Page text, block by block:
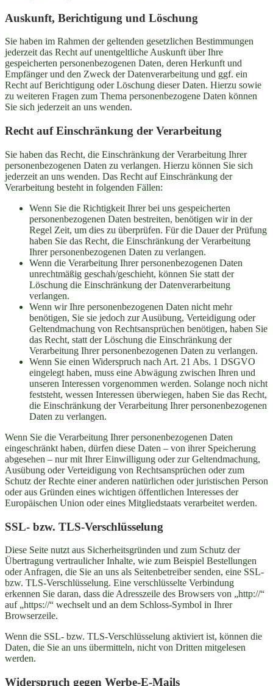
Auskunft, Berichtigung und Löschung
Sie haben im Rahmen der geltenden gesetzlichen Bestimmungen
jederzeit das Recht auf unentgeltliche Auskunft über Ihre
gespeicherten personenbezogenen Daten, deren Herkunft und
Empfänger und den Zweck der Datenverarbeitung und ggf. ein
Recht auf Berichtigung oder Löschung dieser Daten. Hierzu sowie
zu weiteren Fragen zum Thema personenbezogene Daten können
Sie sich jederzeit an uns wenden.
Recht auf Einschränkung der Verarbeitung
Sie haben das Recht, die Einschränkung der Verarbeitung Ihrer
personenbezogenen Daten zu verlangen. Hierzu können Sie sich
jederzeit an uns wenden. Das Recht auf Einschränkung der
Verarbeitung besteht in folgenden Fällen:
Wenn Sie die Richtigkeit Ihrer bei uns gespeicherten
personenbezogenen Daten bestreiten, benötigen wir in der
Regel Zeit, um dies zu überprüfen. Für die Dauer der Prüfung
haben Sie das Recht, die Einschränkung der Verarbeitung
Ihrer personenbezogenen Daten zu verlangen.
Wenn die Verarbeitung Ihrer personenbezogenen Daten
unrechtmäßig geschah/geschieht, können Sie statt der
Löschung die Einschränkung der Datenverarbeitung
verlangen.
Wenn wir Ihre personenbezogenen Daten nicht mehr
benötigen, Sie sie jedoch zur Ausübung, Verteidigung oder
Geltendmachung von Rechtsansprüchen benötigen, haben Sie
das Recht, statt der Löschung die Einschränkung der
Verarbeitung Ihrer personenbezogenen Daten zu verlangen.
Wenn Sie einen Widerspruch nach Art. 21 Abs. 1 DSGVO
eingelegt haben, muss eine Abwägung zwischen Ihren und
unseren Interessen vorgenommen werden. Solange noch nicht
feststeht, wessen Interessen überwiegen, haben Sie das Recht,
die Einschränkung der Verarbeitung Ihrer personenbezogenen
Daten zu verlangen.
Wenn Sie die Verarbeitung Ihrer personenbezogenen Daten
eingeschränkt haben, dürfen diese Daten – von ihrer Speicherung
abgesehen – nur mit Ihrer Einwilligung oder zur Geltendmachung,
Ausübung oder Verteidigung von Rechtsansprüchen oder zum
Schutz der Rechte einer anderen natürlichen oder juristischen Person
oder aus Gründen eines wichtigen öffentlichen Interesses der
Europäischen Union oder eines Mitgliedstaats verarbeitet werden.
SSL- bzw. TLS-Verschlüsselung
Diese Seite nutzt aus Sicherheitsgründen und zum Schutz der
Übertragung vertraulicher Inhalte, wie zum Beispiel Bestellungen
oder Anfragen, die Sie an uns als Seitenbetreiber senden, eine SSL-
bzw. TLS-Verschlüsselung. Eine verschlüsselte Verbindung
erkennen Sie daran, dass die Adresszeile des Browsers von „http://“
auf „https://“ wechselt und an dem Schloss-Symbol in Ihrer
Browserzeile.
Wenn die SSL- bzw. TLS-Verschlüsselung aktiviert ist, können die
Daten, die Sie an uns übermitteln, nicht von Dritten mitgelesen
werden.
Widerspruch gegen Werbe-E-Mails